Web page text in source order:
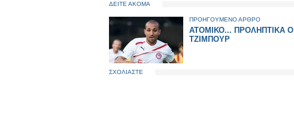
ΔΕΙΤΕ ΑΚΟΜΑ
ΠΡΟΗΓΟΥΜΕΝΟ ΑΡΘΡΟ
ΑΤΟΜΙΚΟ... ΠΡΟΛΗΠΤΙΚΑ Ο
ΤΖΙΜΠΟΥΡ
ΣΧΟΛΙΑΣΤΕ